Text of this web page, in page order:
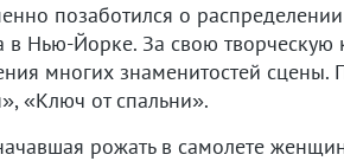
позаботился о
в Нью-Йорке. За свою творческую
многих знаменитостей
«Ключ от спальни».
рожать в самолете